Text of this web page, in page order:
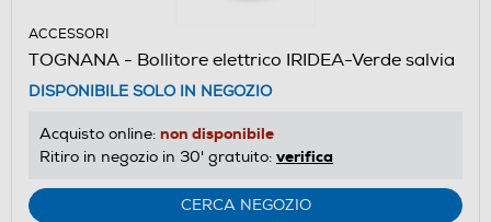
ACCESSORI
TOGNANA - Bollitore elettrico IRIDEA-Verde salvia
DISPONIBILE SOLO IN NEGOZIO
Acquisto online: non disponibile
Ritiro in negozio in 30' gratuito: verifica
CERCA NEGOZIO